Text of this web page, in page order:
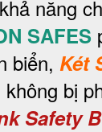
năng
SAFES
biển, Két
bị
Safety